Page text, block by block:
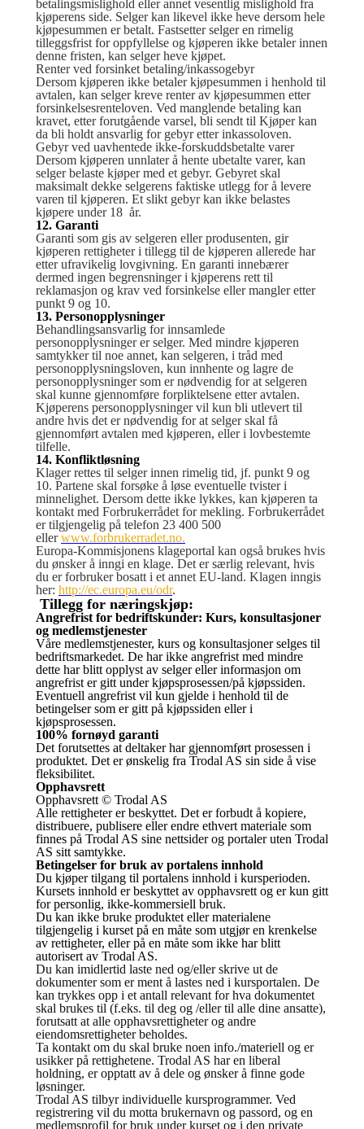
betalingsmislighold eller annet vesentlig mislighold fra
kjøperens side. Selger kan likevel ikke heve dersom hele
kjøpesummen er betalt. Fastsetter selger en rimelig
tilleggsfrist for oppfyllelse og kjøperen ikke betaler innen
denne fristen, kan selger heve kjøpet.
Renter ved forsinket betaling/inkassogebyr
Dersom kjøperen ikke betaler kjøpesummen i henhold til
avtalen, kan selger kreve renter av kjøpesummen etter
forsinkelsesrenteloven. Ved manglende betaling kan
kravet, etter forutgående varsel, bli sendt til Kjøper kan
da bli holdt ansvarlig for gebyr etter inkassoloven.
Gebyr ved uavhentede ikke-forskuddsbetalte varer
Dersom kjøperen unnlater å hente ubetalte varer, kan
selger belaste kjøper med et gebyr. Gebyret skal
maksimalt dekke selgerens faktiske utlegg for å levere
varen til kjøperen. Et slikt gebyr kan ikke belastes
kjøpere under 18 år.
12. Garanti
Garanti som gis av selgeren eller produsenten, gir
kjøperen rettigheter i tillegg til de kjøperen allerede har
etter ufravikelig lovgivning. En garanti innebærer
dermed ingen begrensninger i kjøperens rett til
reklamasjon og krav ved forsinkelse eller mangler etter
punkt 9 og 10.
13. Personopplysninger
Behandlingsansvarlig for innsamlede
personopplysninger er selger. Med mindre kjøperen
samtykker til noe annet, kan selgeren, i tråd med
personopplysningsloven, kun innhente og lagre de
personopplysninger som er nødvendig for at selgeren
skal kunne gjennomføre forpliktelsene etter avtalen.
Kjøperens personopplysninger vil kun bli utlevert til
andre hvis det er nødvendig for at selger skal få
gjennomført avtalen med kjøperen, eller i lovbestemte
tilfelle.
14. Konfliktløsning
Klager rettes til selger innen rimelig tid, jf. punkt 9 og
10. Partene skal forsøke å løse eventuelle tvister i
minnelighet. Dersom dette ikke lykkes, kan kjøperen ta
kontakt med Forbrukerrådet for mekling. Forbrukerrådet
er tilgjengelig på telefon 23 400 500
ellerwww.forbrukerradet.no.
Europa-Kommisjonens klageportal kan også brukes hvis
du ønsker å inngi en klage. Det er særlig relevant, hvis
du er forbruker bosatt i et annet EU-land. Klagen inngis
her: http://ec.europa.eu/odr.
Tillegg for næringskjøp:
Angrefrist for bedriftskunder: Kurs, konsultasjoner
og medlemstjenester
Våre medlemstjenester, kurs og konsultasjoner selges til
bedriftsmarkedet. De har ikke angrefrist med mindre
dette har blitt opplyst av selger eller informasjon om
angrefrist er gitt under kjøpsprosessen/på kjøpssiden.
Eventuell angrefrist vil kun gjelde i henhold til de
betingelser som er gitt på kjøpssiden eller i
kjøpsprosessen.
100% fornøyd garanti
Det forutsettes at deltaker har gjennomført prosessen i
produktet. Det er ønskelig fra Trodal AS sin side å vise
fleksibilitet.
Opphavsrett
Opphavsrett © Trodal AS
Alle rettigheter er beskyttet. Det er forbudt å kopiere,
distribuere, publisere eller endre ethvert materiale som
finnes på Trodal AS sine nettsider og portaler uten Trodal
AS sitt samtykke.
Betingelser for bruk av portalens innhold
Du kjøper tilgang til portalens innhold i kursperioden.
Kursets innhold er beskyttet av opphavsrett og er kun gitt
for personlig, ikke-kommersiell bruk.
Du kan ikke bruke produktet eller materialene
tilgjengelig i kurset på en måte som utgjør en krenkelse
av rettigheter, eller på en måte som ikke har blitt
autorisert av Trodal AS.
Du kan imidlertid laste ned og/eller skrive ut de
dokumenter som er ment å lastes ned i kursportalen. De
kan trykkes opp i et antall relevant for hva dokumentet
skal brukes til (f.eks. til deg og /eller til alle dine ansatte),
forutsatt at alle opphavsrettigheter og andre
eiendomsrettigheter beholdes.
Ta kontakt om du skal bruke noen info./materiell og er
usikker på rettighetene. Trodal AS har en liberal
holdning, er opptatt av å dele og ønsker å finne gode
løsninger.
Trodal AS tilbyr individuelle kursprogrammer. Ved
registrering vil du motta brukernavn og passord, og en
medlemsprofil for bruk under kurset og i den private